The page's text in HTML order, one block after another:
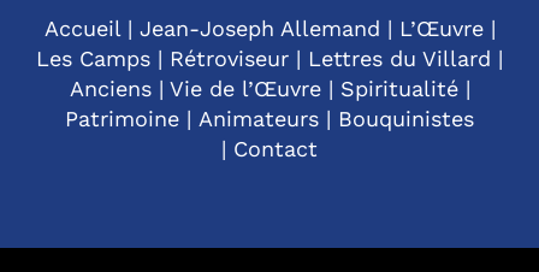
Accueil| Jean-Joseph Allemand | L’Œuvre|
Les Camps | Rétroviseur | Lettres du Villard |
Anciens| Vie de l’Œuvre| Spiritualité|
Patrimoine | Animateurs | Bouquinistes
| Contact